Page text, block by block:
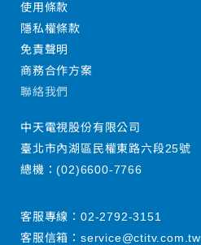
使用條款
隱私權條款
免責聲明
商務合作方案
聯絡我們
中天電視股份有限公司
臺北市內湖區民權東路六段25號
總機：(02)6600-7766
客服專線： 02-2792-3151
客服信箱： service@ctitv.com.tw